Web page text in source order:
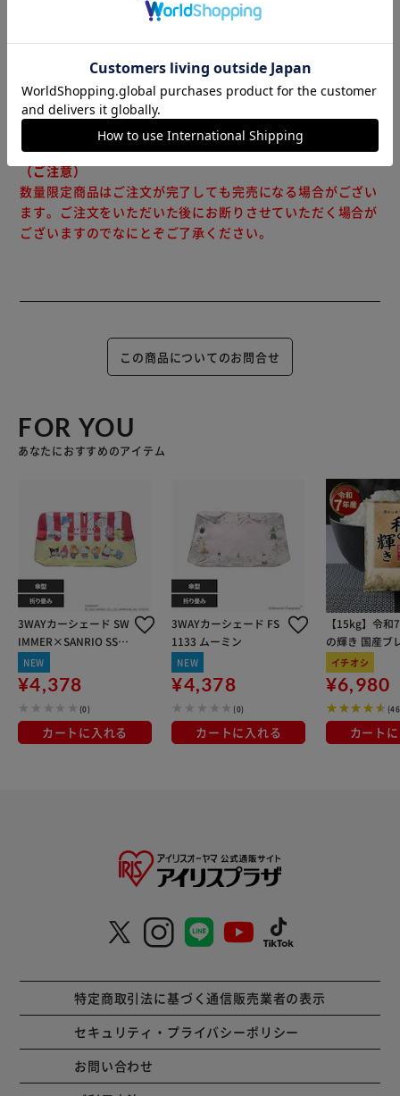
・キズついたり、ささくれたグラスファイバーに触れると手
や指にガラス繊維のトゲがささることがあります。
・グラスファイバーに強い衝撃や圧力を与えないでくださ
い。
・グラスファイバーが破損した場合はご使用をおやめくださ
い。
※当商品はお取り寄せ品の為、在庫の確認及び商品のお届け
までお時間を頂く場合がございます。
また、商品がメーカーにて完売となっていた場合、キャンセ
ル又は注文内容の変更をお願いいたしております。
予めご了承くださいますようお願いいたします。
商品はアイリスプラザがセレクトしたオススメ商品です。
（ご注意）
数量限定商品はご注文が完了しても完売になる場合がござい
ます。ご注文をいただいた後にお断りさせていただく場合が
ございますのでなにとぞご了承ください。
この商品についてのお問合せ
FOR YOU
あなたにおすすめのアイテム
3WAYカーシェード SW
IMMER×SANRIO SS00
13 レッド
NEW
¥4,378
(0)
カートに入れる
3WAYカーシェード FS
1133 ムーミン
NEW
¥4,378
(0)
カートに入れる
【15kg】令和
の輝き 国産ブ
kg×3袋
イチオシ
¥6,980
カート
特定商取引法に基づく通信販売業者の表示
セキュリティ・プライバシーポリシー
お問い合わせ